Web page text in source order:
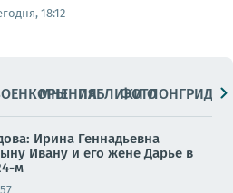
18:12
МНЕНИЯПАБЛИКИ
ФОТОЛОНГРИДЫ
Ирина Геннадьевна
Ивану и его жене Дарье в
м